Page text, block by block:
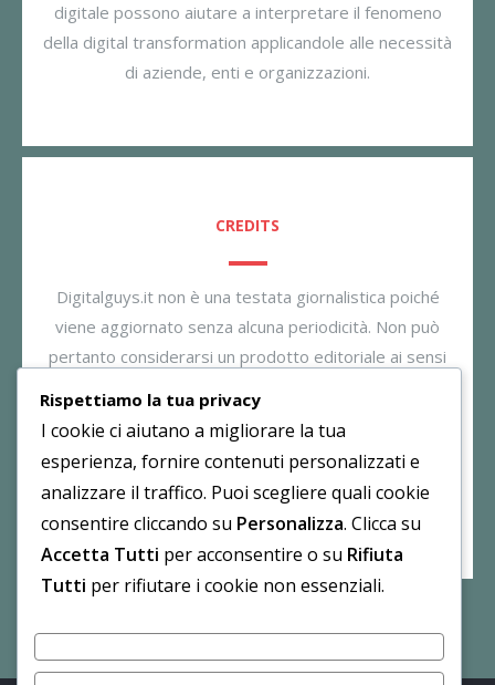
digitale possono aiutare a interpretare il fenomeno
della digital transformation applicandole alle necessità
di aziende, enti e organizzazioni.
CREDITS
Digitalguys.it non è una testata giornalistica poiché
viene aggiornato senza alcuna periodicità. Non può
pertanto considerarsi un prodotto editoriale ai sensi
essere responsabile per i commenti inseriti nei post.
Eventuali commenti dei lettori, lesivi all’immagine o
all’onorabilità di persone terze non sono da attribuirsi
al gestore.
Rispettiamo la tua privacy
I cookie ci aiutano a migliorare la tua
esperienza, fornire contenuti personalizzati e
analizzare il traffico. Puoi scegliere quali cookie
consentire cliccando su Personalizza. Clicca su
Accetta Tutti per acconsentire o su Rifiuta
Tutti per rifiutare i cookie non essenziali.